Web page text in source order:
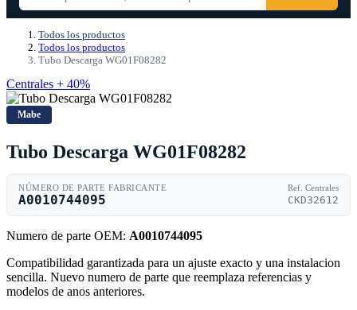
Todos los productos
Todos los productos
Tubo Descarga WG01F08282
Centrales + 40%
Mabe
Tubo Descarga WG01F08282
NÚMERO DE PARTE FABRICANTE
A0010744095
Ref. Centrales
CKD32612
Numero de parte OEM: A0010744095
Compatibilidad garantizada para un ajuste exacto y una instalacion
sencilla. Nuevo numero de parte que reemplaza referencias y
modelos de anos anteriores.